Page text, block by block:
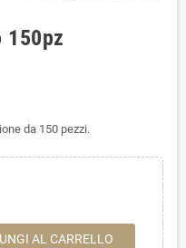
150pz
da 150 pezzi.
AL CARRELLO